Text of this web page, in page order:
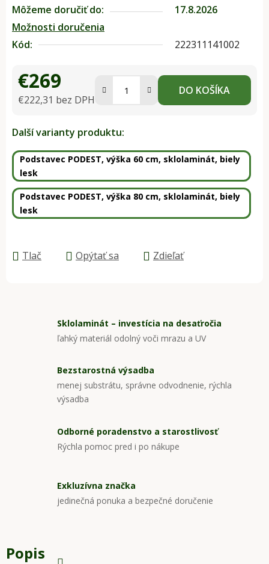
Môžeme doručiť do:
17.8.2026
Možnosti doručenia
Kód:
222311141002
€269
€222,31 bez DPH
DO KOŠÍKA
Další varianty produktu:
Podstavec PODEST, výška 60 cm, sklolaminát, biely
lesk
Podstavec PODEST, výška 80 cm, sklolaminát, biely
lesk
Tlač Opýtať sa Zdieľať
Sklolaminát – investícia na desaťročia
ľahký materiál odolný voči mrazu a UV
Bezstarostná výsadba
menej substrátu, správne odvodnenie, rýchla
výsadba
Odborné poradenstvo a starostlivosť
Rýchla pomoc pred i po nákupe
Exkluzívna značka
jedinečná ponuka a bezpečné doručenie
Popis